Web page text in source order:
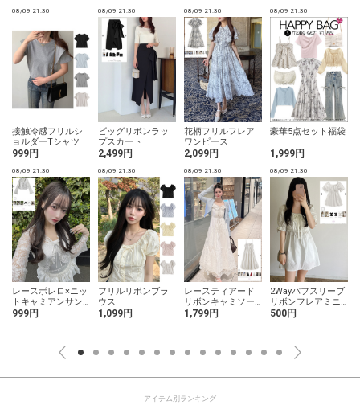
08/09 21:30
接触冷感フリルシ
ョルダーTシャツ
999円
08/09 21:30
ビッグリボンラッ
プスカート
2,499円
08/09 21:30
花柄フリルフレア
ワンピース
2,099円
08/09 21:30
豪華5点セット福袋
1,999円
08/09 21:30
レースボレロ×ニッ
トキャミアンサン
ブル
999円
08/09 21:30
フリルリボンブラ
ウス
1,099円
08/09 21:30
レースティアード
リボンキャミソー
ルワンピース
1,799円
08/09 21:30
2Wayパフスリーブ
リボンフレアミニ
ワンピース
500円
アイテム別ランキング